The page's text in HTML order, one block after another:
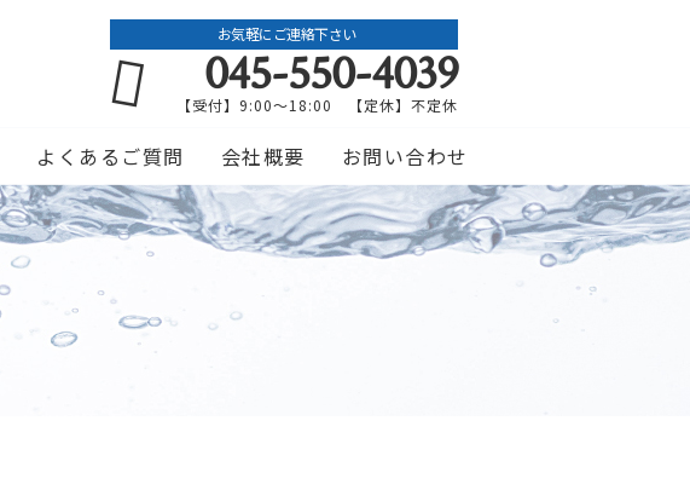
お気軽にご連絡下さい
045-550-4039
【受付】9:00〜18:00 【定休】不定休
よくあるご質問 会社概要 お問い合わせ